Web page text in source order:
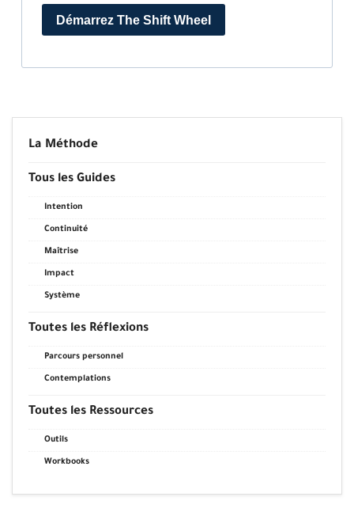
Démarrez The Shift Wheel
La Méthode
Tous les Guides
Intention
Continuité
Maîtrise
Impact
Système
Toutes les Réflexions
Parcours personnel
Contemplations
Toutes les Ressources
Outils
Workbooks